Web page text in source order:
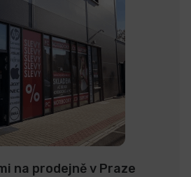
na prodejně v Praze